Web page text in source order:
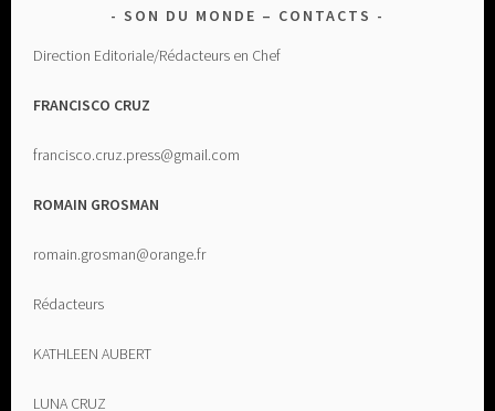
SON DU MONDE – CONTACTS
Direction Editoriale/Rédacteurs en Chef
FRANCISCO CRUZ
francisco.cruz.press@gmail.com
ROMAIN GROSMAN
romain.grosman@orange.fr
Rédacteurs
KATHLEEN AUBERT
LUNA CRUZ